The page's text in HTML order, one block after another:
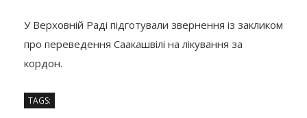
У Верховній Раді підготували звернення із закликом
про переведення Саакашвілі на лікування за
кордон.
TAGS: